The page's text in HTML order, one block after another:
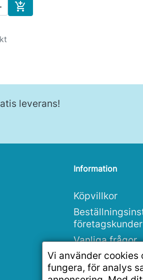

Köp
leverans!
Information
Köpvillkor
företagskunder
Vanliga frågor
Rea
Vi använder
fungera, för analys